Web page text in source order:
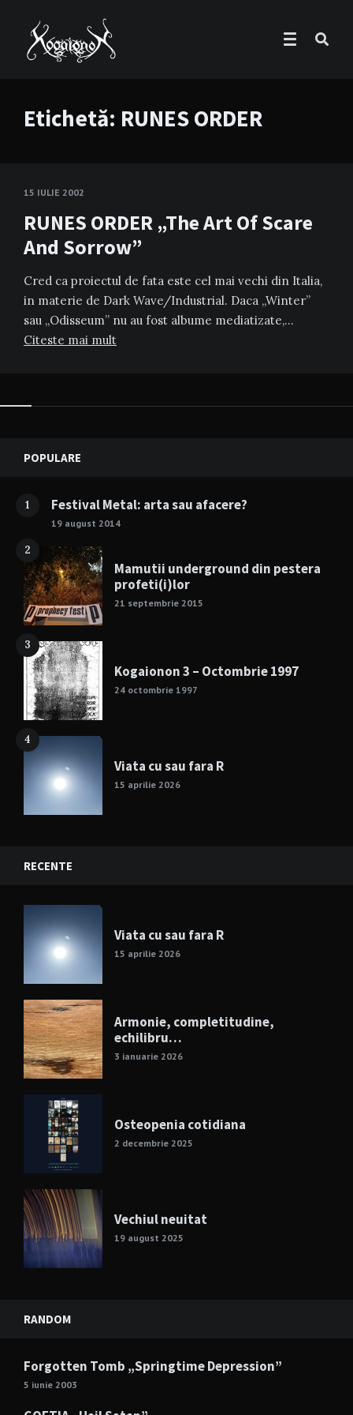
Etichetă: RUNES ORDER
15 IULIE 2002
RUNES ORDER „The Art Of Scare
And Sorrow”
Cred ca proiectul de fata este cel mai vechi din Italia,
in materie de Dark Wave/Industrial. Daca „Winter”
sau „Odisseum” nu au fost albume mediatizate,…
Citeste mai mult
Widgets
POPULARE
1 Festival Metal: arta sau afacere?
19 august 2014
2
Mamutii underground din pestera
profeti(i)lor
21 septembrie 2015
3
Kogaionon 3 – Octombrie 1997
24 octombrie 1997
4
Viata cu sau fara R
15 aprilie 2026
RECENTE
Viata cu sau fara R
15 aprilie 2026
Armonie, completitudine,
echilibru…
3 ianuarie 2026
Osteopenia cotidiana
2 decembrie 2025
Vechiul neuitat
19 august 2025
RANDOM
Forgotten Tomb „Springtime Depression”
5 iunie 2003